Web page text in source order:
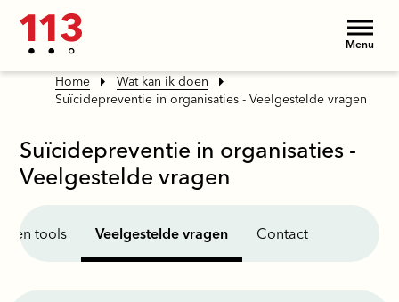
Menu
Home
Wat kan ik doen
Suïcidepreventie in organisaties - Veelgestelde vragen
Suïcidepreventie in organisaties -
Veelgestelde vragen
en tools Veelgestelde vragen Contact